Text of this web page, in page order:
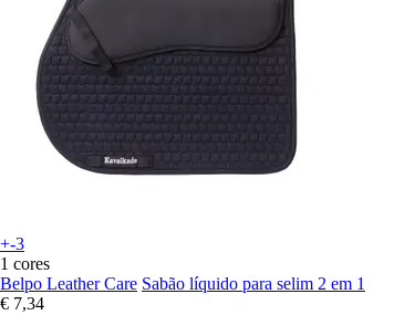
+-3
1 cores
Belpo Leather Care Sabão líquido para selim 2 em 1
€ 7,34